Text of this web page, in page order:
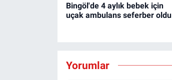
Bingöl'de 4 aylık bebek için
uçak ambulans seferber oldu
Yorumlar